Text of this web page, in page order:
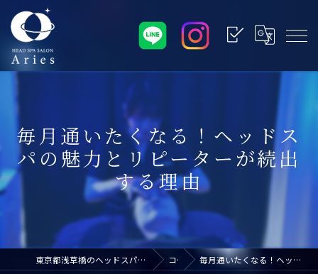
毎月通いたくなる！ヘッドス
パの魅力とリピーターが続出
する理由
東京都浅草橋のヘッドスパなら浅草橋ドライヘッドスパ専門店アリエス コラム 毎月通いたくなる！ヘッドスパの魅力とリピーターが続出する理由